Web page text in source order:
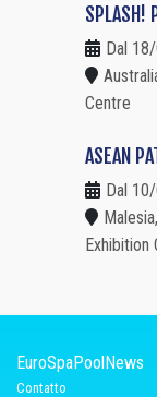
SPLASH!
Dal
Centre
ASEAN
Dal
Exhibition
EuroSpaPoolNews
Contatto